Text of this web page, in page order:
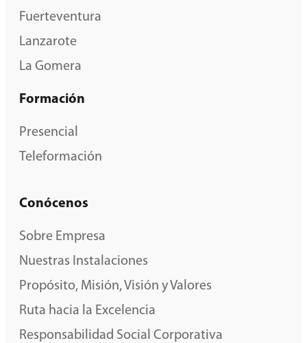
Fuerteventura
Lanzarote
La Gomera
Formación
Presencial
Teleformación
Conócenos
Sobre Empresa
Nuestras Instalaciones
Propósito, Misión, Visión y Valores
Ruta hacia la Excelencia
Responsabilidad Social Corporativa